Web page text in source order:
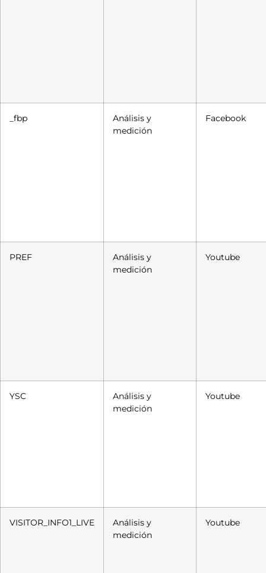
_fbp
Análisis y
medición
Facebook
PREF
Análisis y
medición
Youtube
YSC
Análisis y
medición
Youtube
VISITOR_INFO1_LIVE
Análisis y
medición
Youtube